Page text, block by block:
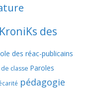
KroniKs des
des réac-publicains
classe Paroles
pédagogie